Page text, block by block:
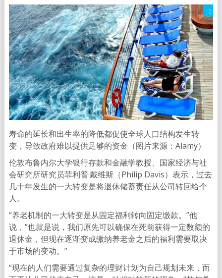
寿命的延长和出生率的降低都促使全球人口结构发生转
变，导致政府难以提供足够的资金（图片来源：Alamy）
伦敦布鲁内尔大学银行存款和金融学教授、国家经济与社
会研究所研究员菲利普·戴维斯（Philip Davis）表示，过去
几十年发生的一大转变是将退休储蓄责任从公司转回给个
人。
“养老机制的一大转变是从固定福利转向固定缴款。”他
说，”也就是说，我们原先可以确保在死前获得一定数额的
退休金，但现在逐渐变成缴纳养老金之后的福利需要取决
于市场的变动。”
“现在的人们需要通过复杂的理财计划为自己规划未来，而